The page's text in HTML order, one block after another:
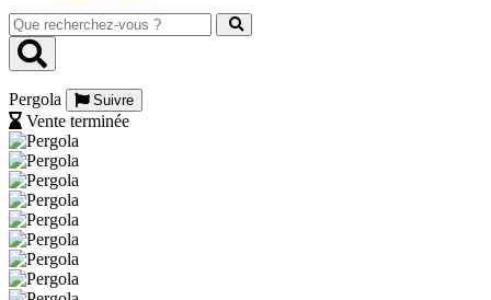
Que
recherchez-
vous
Pergola
Suivre
Vente terminée